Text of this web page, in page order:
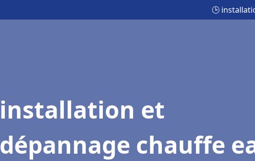
🕒
installation et
dépannage chauffe